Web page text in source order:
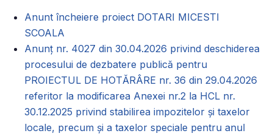
Anunt încheiere proiect DOTARI MICESTI
SCOALA
Anunț nr. 4027 din 30.04.2026 privind deschiderea
procesului de dezbatere publică pentru
PROIECTUL DE HOTĂRÂRE nr. 36 din 29.04.2026
referitor la modificarea Anexei nr.2 la HCL nr.
30.12.2025 privind stabilirea impozitelor și taxelor
locale, precum și a taxelor speciale pentru anul